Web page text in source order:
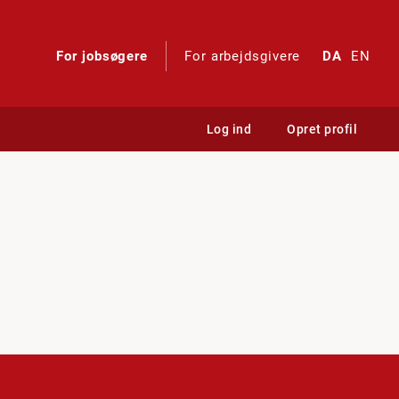
For jobsøgere For arbejdsgivere DA EN
Log ind Opret profil